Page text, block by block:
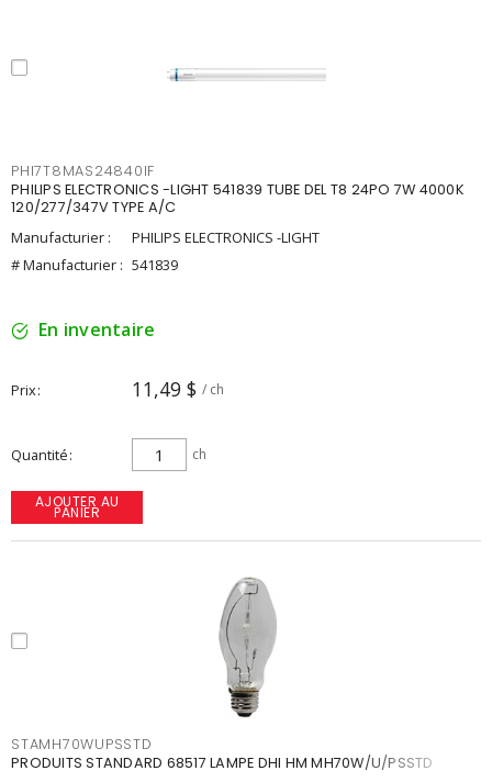
PHI7T8MAS24840IF
PHILIPS ELECTRONICS -LIGHT 541839 TUBE DEL T8 24PO 7W 4000K
120/277/347V TYPE A/C
Manufacturier :
PHILIPS ELECTRONICS -LIGHT
# Manufacturier : 541839
En inventaire
Prix 11,49 $ / ch
Quantité ch
AJOUTER AU
PANIER
STAMH70WUPSSTD
PRODUITS STANDARD 68517 LAMPE DHI HM MH70W/U/PSSTD